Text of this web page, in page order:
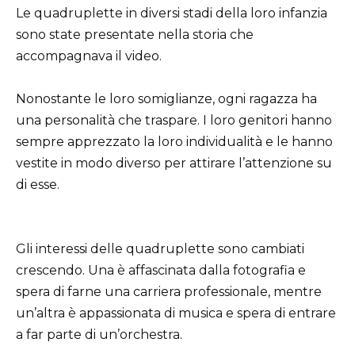
Le quadruplette in diversi stadi della loro infanzia
sono state presentate nella storia che
accompagnava il video.
Nonostante le loro somiglianze, ogni ragazza ha
una personalità che traspare. I loro genitori hanno
sempre apprezzato la loro individualità e le hanno
vestite in modo diverso per attirare l’attenzione su
di esse.
Gli interessi delle quadruplette sono cambiati
crescendo. Una è affascinata dalla fotografia e
spera di farne una carriera professionale, mentre
un’altra è appassionata di musica e spera di entrare
a far parte di un’orchestra.